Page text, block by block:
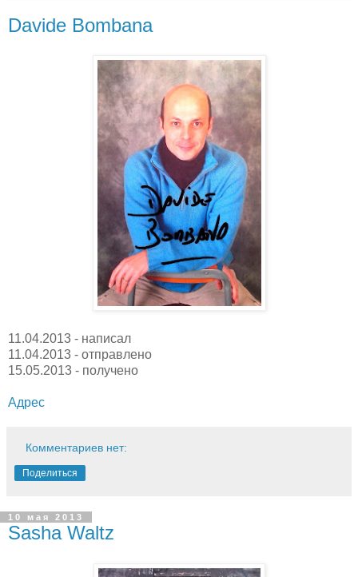
Davide Bombana
11.04.2013 - написал
11.04.2013 - отправлено
15.05.2013 - получено
Адрес
Комментариев нет:
Поделиться
10 мая 2013
Sasha Waltz